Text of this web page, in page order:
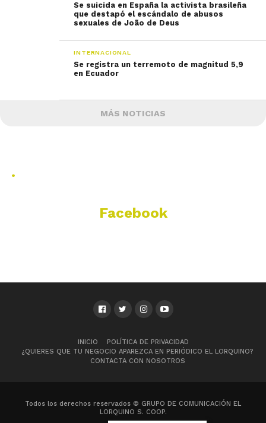
Se suicida en España la activista brasileña
que destapó el escándalo de abusos
sexuales de João de Deus
INTERNACIONAL
Se registra un terremoto de magnitud 5,9
en Ecuador
MÁS NOTICIAS
.
Facebook
INICIO
POLÍTICA DE PRIVACIDAD
¿QUIERES QUE TU NEGOCIO APAREZCA EN PERIÓDICO EL LORQUINO?
CONTACTA CON NOSOTROS
Todos los derechos reservados © GRUPO DE COMUNICACIÓN EL
LORQUINO S. COOP.